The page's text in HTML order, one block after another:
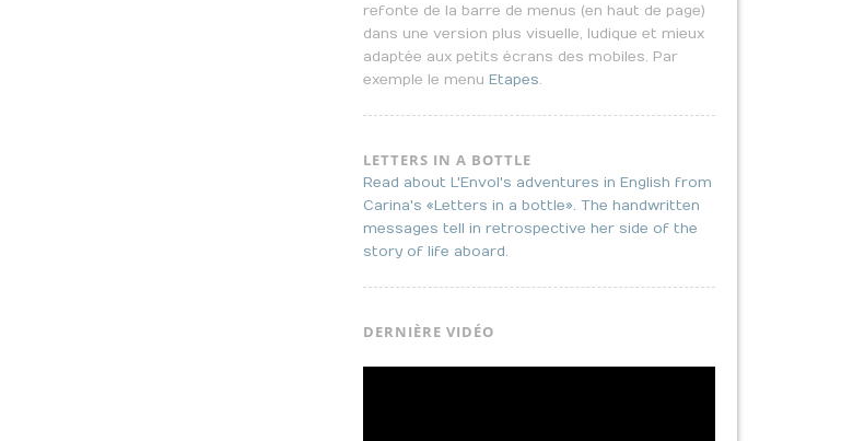
refonte de la barre de menus (en haut de page)
dans une version plus visuelle, ludique et mieux
adaptée aux petits écrans des mobiles. Par
exemple le menuEtapes.
LETTERS IN A BOTTLE
Read about L'Envol's adventures in English from
Carina's «Letters in a bottle». The handwritten
messages tell in retrospective her side of the
story of life aboard.
DERNIÈRE VIDÉO